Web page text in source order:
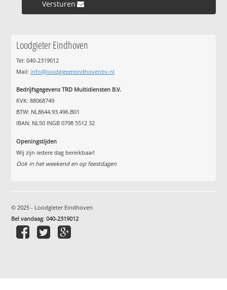
Versturen »
Loodgieter Eindhoven
Tel: 040-2319012
Mail: info@loodgietereindhovenbv.nl
Bedrijfsgegevens TRD Multidiensten B.V.
KVK: 88068749
BTW: NL8644.93.496.B01
IBAN: NL50 INGB 0798 5512 32
Openingstijden
Wij zijn iedere dag bereikbaar!
Ook in het weekend en op feestdagen
© 2025 - Loodgieter Eindhoven
Bel vandaag:040-2319012